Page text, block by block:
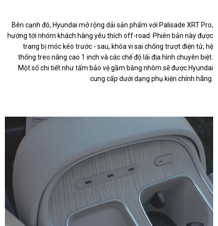
Bên cạnh đó, Hyundai mở rộng dải sản phẩm với Palisade XRT Pro,
hướng tới nhóm khách hàng yêu thích off-road. Phiên bản này được
trang bị móc kéo trước - sau, khóa vi sai chống trượt điện tử, hệ
thống treo nâng cao 1 inch và các chế độ lái địa hình chuyên biệt.
Một số chi tiết như tấm bảo vệ gầm bằng nhôm sẽ được Hyundai
cung cấp dưới dạng phụ kiện chính hãng.